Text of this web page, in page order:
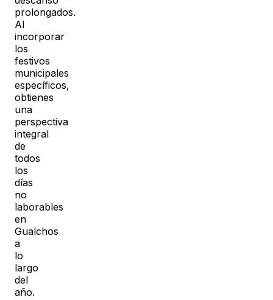
prolongados.
Al
incorporar
los
festivos
municipales
específicos,
obtienes
una
perspectiva
integral
de
todos
los
días
no
laborables
en
Gualchos
a
lo
largo
del
año.